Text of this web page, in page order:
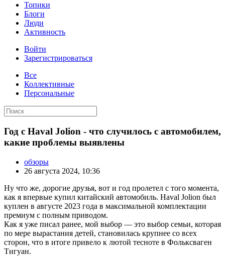
Топики
Блоги
Люди
Активность
Войти
Зарегистрироваться
Все
Коллективные
Персональные
Год с Haval Jolion - что случилось с автомобилем,
какие проблемы выявлены
обзоры
26 августа 2024, 10:36
Ну что же, дорогие друзья, вот и год пролетел с того момента,
как я впервые купил китайский автомобиль. Haval Jolion был
куплен в августе 2023 года в максимальной комплектации
премиум с полным приводом.
Как я уже писал ранее, мой выбор — это выбор семьи, которая
по мере вырастания детей, становилась крупнее со всех
сторон, что в итоге привело к лютой тесноте в Фольксваген
Тигуан.